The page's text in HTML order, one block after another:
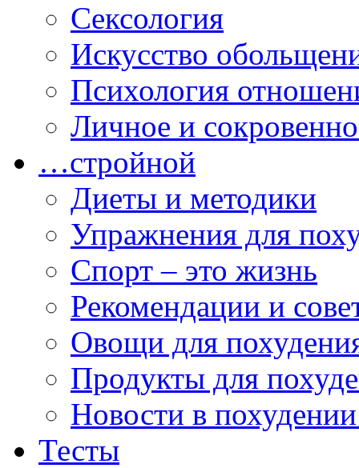
Сексология
Искусство
Психология
Личное и
…стройной
Диеты и методики
Упражнения для
Спорт – это жизнь
Рекомендации и
Овощи для
Продукты для
Новости в
Тесты